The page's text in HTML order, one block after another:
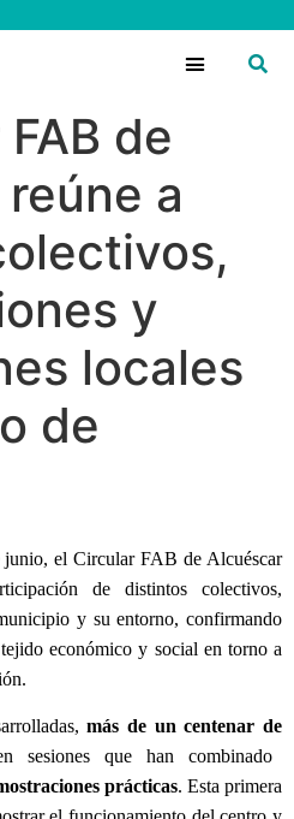
de
a
y
locales
de
junio, el Circular FAB de Alcuéscar
de distintos colectivos,
y su entorno, confirmando
económico y social en torno a
,más de un centenar de
sesiones que han combinado
prácticas. Esta primera